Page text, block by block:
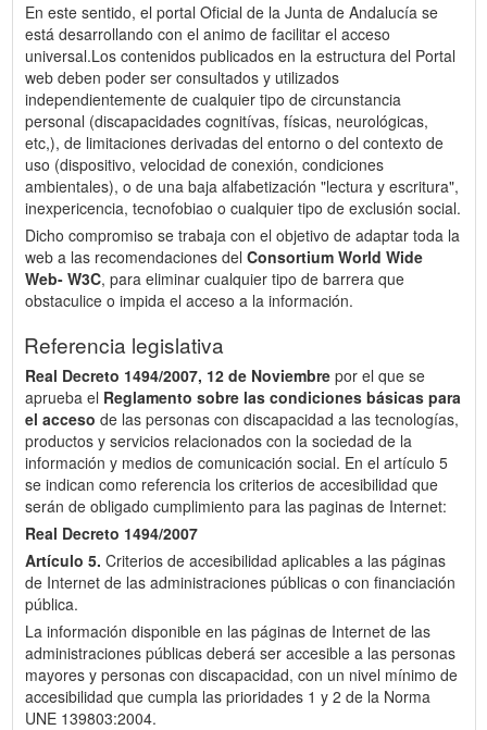
En este sentido, el portal Oficial de la Junta de Andalucía se
está desarrollando con el animo de facilitar el acceso
universal.Los contenidos publicados en la estructura del Portal
web deben poder ser consultados y utilizados
independientemente de cualquier tipo de circunstancia
personal (discapacidades cognitívas, físicas, neurológicas,
etc,), de limitaciones derivadas del entorno o del contexto de
uso (dispositivo, velocidad de conexión, condiciones
ambientales), o de una baja alfabetización "lectura y escritura",
inexpericencia, tecnofobiao o cualquier tipo de exclusión social.
Dicho compromiso se trabaja con el objetivo de adaptar toda la
web a las recomendaciones del Consortium World Wide
Web- W3C, para eliminar cualquier tipo de barrera que
obstaculice o impida el acceso a la información.
Referencia legislativa
Real Decreto 1494/2007, 12 de Noviembre por el que se
aprueba el Reglamento sobre las condiciones básicas para
el acceso de las personas con discapacidad a las tecnologías,
productos y servicios relacionados con la sociedad de la
información y medios de comunicación social. En el artículo 5
se indican como referencia los criterios de accesibilidad que
serán de obligado cumplimiento para las paginas de Internet:
Real Decreto 1494/2007
Artículo 5. Criterios de accesibilidad aplicables a las páginas
de Internet de las administraciones públicas o con financiación
pública.
La información disponible en las páginas de Internet de las
administraciones públicas deberá ser accesible a las personas
mayores y personas con discapacidad, con un nivel mínimo de
accesibilidad que cumpla las prioridades 1 y 2 de la Norma
UNE 139803:2004.